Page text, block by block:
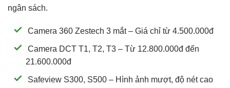
ngân sách.
Camera 360 Zestech 3 mắt – Giá chỉ từ 4.500.000đ
Camera DCT T1, T2, T3 – Từ 12.800.000đ đến
21.600.000đ
Safeview S300, S500 – Hình ảnh mượt, độ nét cao